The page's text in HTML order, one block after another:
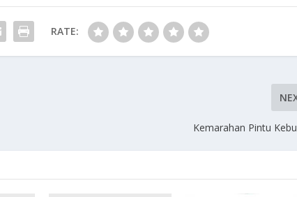
RATE:
Kemarahan Pintu